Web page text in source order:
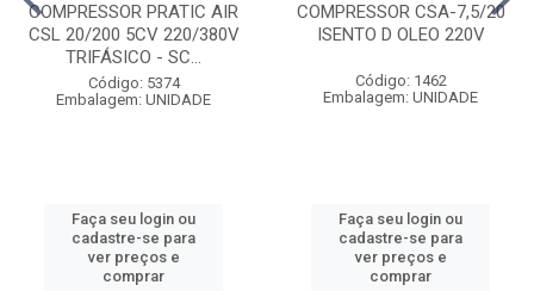
COMPRESSOR PRATIC AIR
CSL 20/200 5CV 220/380V
TRIFÁSICO - SC...
Código: 5374
Embalagem: UNIDADE
Faça seu login ou
cadastre-se para
ver preços e
comprar
COMPRESSOR CSA-7,5/20
ISENTO D OLEO 220V
Código: 1462
Embalagem: UNIDADE
Faça seu login ou
cadastre-se para
ver preços e
comprar